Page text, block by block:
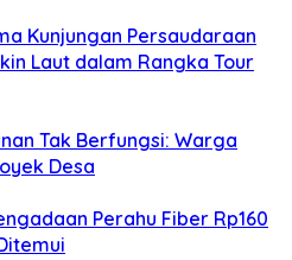
Kunjungan Persaudaraan
Laut dalam Rangka Tour
Tak Berfungsi: Warga
Desa
Perahu Fiber Rp160